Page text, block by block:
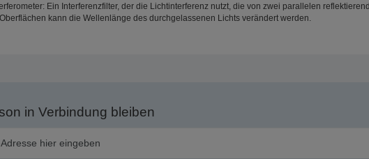
Ein Interferenzfilter, der die Lichtinterferenz nutzt, die von zwei parallelen
kann die Wellenlänge des durchgelassenen Lichts verändert werden.
in Verbindung bleiben